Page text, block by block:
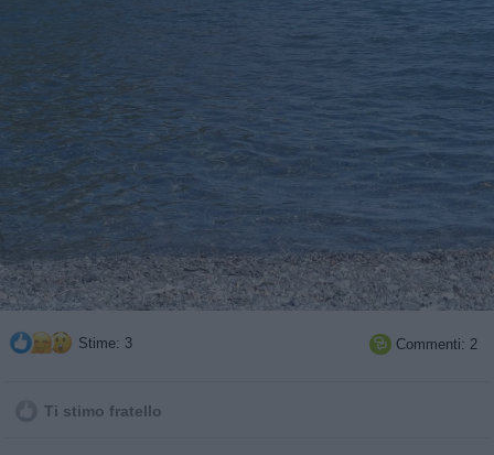
Stime: 3  Commenti: 2
Ti stimo fratello